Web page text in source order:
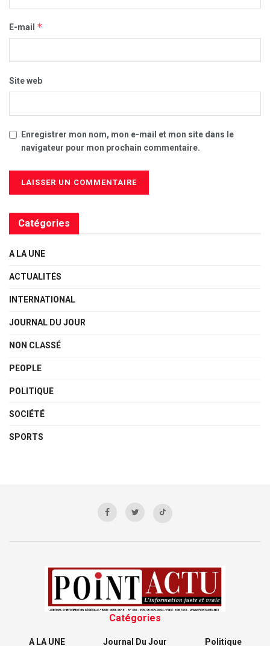
E-mail *
Site web
Enregistrer mon nom, mon e-mail et mon site dans le
navigateur pour mon prochain commentaire.
Catégories
A LA UNE
ACTUALITÉS
INTERNATIONAL
JOURNAL DU JOUR
NON CLASSÉ
PEOPLE
POLITIQUE
SOCIÉTÉ
SPORTS
Catégories
A LA UNE Journal Du Jour Politique